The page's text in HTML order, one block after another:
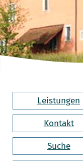
Leistungen
Kontakt
Suche